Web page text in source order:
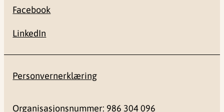
Facebook
LinkedIn
Personvernerklæring
Organisasjonsnummer: 986 304 096